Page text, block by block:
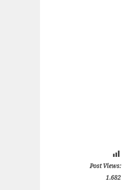
Post Views:
1.682